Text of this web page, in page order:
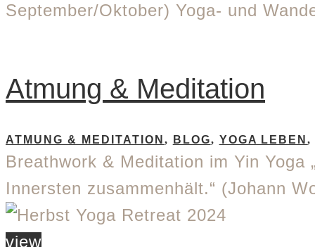
September/Oktober) Yoga- und
Atmung & Meditation
ATMUNG & MEDITATION , BLOG, YOGA LEBEN
Breathwork & Meditation im Yin
Innersten zusammenhält.“ (Johann
view